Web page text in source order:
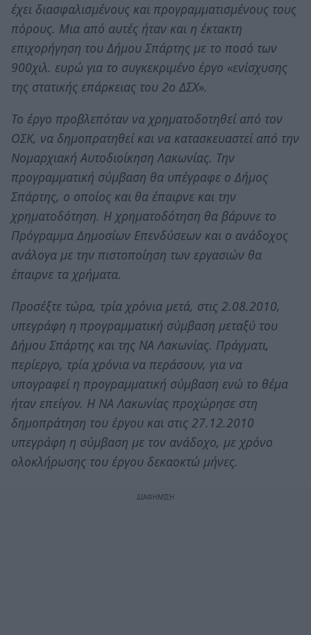
έχει διασφαλισμένους και προγραμματισμένους τους
πόρους. Μια από αυτές ήταν και η έκτακτη
επιχορήγηση του Δήμου Σπάρτης με το ποσό των
900χιλ. ευρώ για το συγκεκριμένο έργο «ενίσχυσης
της στατικής επάρκειας του 2ο ΔΣΧ».
Το έργο προβλεπόταν να χρηματοδοτηθεί από τον
ΟΣΚ, να δημοπρατηθεί και να κατασκευαστεί από την
Νομαρχιακή Αυτοδιοίκηση Λακωνίας. Την
προγραμματική σύμβαση θα υπέγραφε ο Δήμος
Σπάρτης, ο οποίος και θα έπαιρνε και την
χρηματοδότηση. Η χρηματοδότηση θα βάρυνε το
Πρόγραμμα Δημοσίων Επενδύσεων και ο ανάδοχος
ανάλογα με την πιστοποίηση των εργασιών θα
έπαιρνε τα χρήματα.
Προσέξτε τώρα, τρία χρόνια μετά, στις 2.08.2010,
υπεγράφη η προγραμματική σύμβαση μεταξύ του
Δήμου Σπάρτης και της ΝΑ Λακωνίας. Πράγματι,
περίεργο, τρία χρόνια να περάσουν, για να
υπογραφεί η προγραμματική σύμβαση ενώ το θέμα
ήταν επείγον. Η ΝΑ Λακωνίας προχώρησε στη
δημοπράτηση του έργου και στις 27.12.2010
υπεγράφη η σύμβαση με τον ανάδοχο, με χρόνο
ολοκλήρωσης του έργου δεκαοκτώ μήνες.